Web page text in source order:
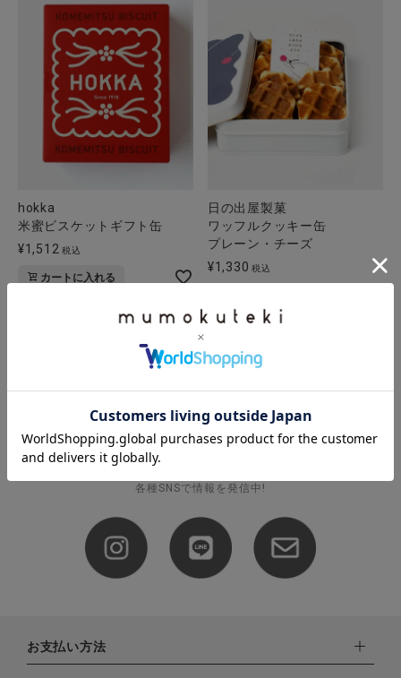
hokka
米蜜ビスケットギフト缶
¥1,512 税込
カートに入れる
日の出屋製菓
ワッフルクッキー缶
プレーン・チーズ
¥1,330 税込
価格が安い順 価格が高い順
FOLLOW US
各種SNSで情報を発信中!
お支払い方法